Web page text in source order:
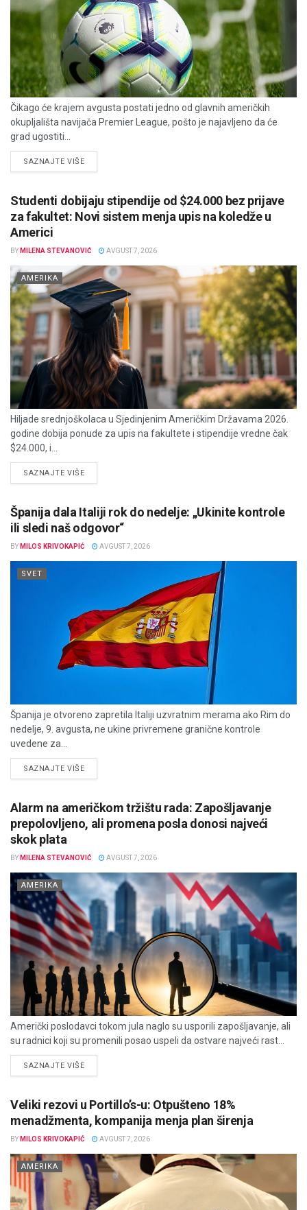
Čikago će krajem avgusta postati jedno od glavnih američkih
okupljališta navijača Premier League, pošto je najavljeno da će
grad ugostiti...
SAZNAJTE VIŠEDETAILS
Studenti dobijaju stipendije od $24.000 bez prijave
za fakultet: Novi sistem menja upis na koledže u
Americi
BY MILENA STEVANOVIĆ AVGUST 7, 2026
AMERIKA
Hiljade srednjoškolaca u Sjedinjenim Američkim Državama 2026.
godine dobija ponude za upis na fakultete i stipendije vredne čak
$24.000, i...
SAZNAJTE VIŠEDETAILS
Španija dala Italiji rok do nedelje: „Ukinite kontrole
ili sledi naš odgovor“
BY MILOS KRIVOKAPIĆ AVGUST 7, 2026
SVET
Španija je otvoreno zapretila Italiji uzvratnim merama ako Rim do
nedelje, 9. avgusta, ne ukine privremene granične kontrole
uvedene za...
SAZNAJTE VIŠEDETAILS
Alarm na američkom tržištu rada: Zapošljavanje
prepolovljeno, ali promena posla donosi najveći
skok plata
BY MILENA STEVANOVIĆ AVGUST 7, 2026
AMERIKA
Američki poslodavci tokom jula naglo su usporili zapošljavanje, ali
su radnici koji su promenili posao uspeli da ostvare najveći rast...
SAZNAJTE VIŠEDETAILS
Veliki rezovi u Portillo’s-u: Otpušteno 18%
menadžmenta, kompanija menja plan širenja
BY MILOS KRIVOKAPIĆ AVGUST 7, 2026
AMERIKA